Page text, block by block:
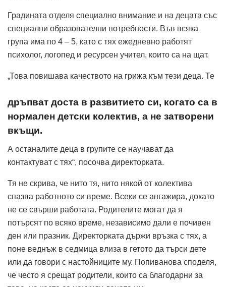
Градината отделя специално внимание и на децата със
специални образователни потребности. Във всяка
група има по 4 – 5, като с тях ежедневно работят
психолог, логопед и ресурсен учител, които са на щат.
„Това повишава качеството на грижа към тези деца. Те
дръпват доста в развитието си, когато са в
нормален детски колектив, а не затворени
вкъщи.
А останалите деца в групите се научават да
контактуват с тях“, посочва директорката.
Тя не скрива, че нито тя, нито някой от колектива
спазва работното си време. Всеки се ангажира, докато
не се свърши работата. Родителите могат да я
потърсят по всяко време, независимо дали е почивен
ден или празник. Директорката държи връзка с тях, а
поне веднъж в седмица влиза в гетото да търси дете
или да говори с настойниците му. Попиванова споделя,
че често я срещат родители, които са благодарни за